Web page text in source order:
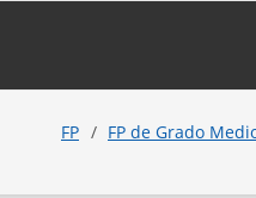
FP FP de Grado